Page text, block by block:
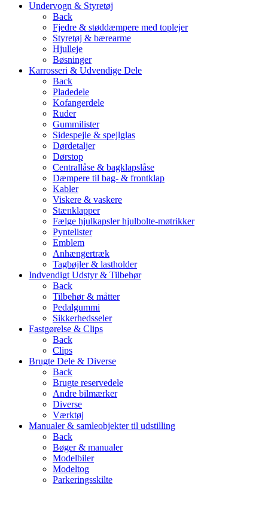
Undervogn & Styretøj
Back
Fjedre & støddæmpere med toplejer
Styretøj & bærearme
Hjulleje
Bøsninger
Karrosseri & Udvendige Dele
Back
Pladedele
Kofangerdele
Ruder
Gummilister
Sidespejle & spejlglas
Dørdetaljer
Dørstop
Centrallåse & bagklapslåse
Dæmpere til bag- & frontklap
Kabler
Viskere & vaskere
Stænklapper
Fælge hjulkapsler hjulbolte-møtrikker
Pyntelister
Emblem
Anhængertræk
Tagbøjler & lastholder
Indvendigt Udstyr & Tilbehør
Back
Tilbehør & måtter
Pedalgummi
Sikkerhedsseler
Fastgørelse & Clips
Back
Clips
Brugte Dele & Diverse
Back
Brugte reservedele
Andre bilmærker
Diverse
Værktøj
Manualer & samleobjekter til udstilling
Back
Bøger & manualer
Modelbiler
Modeltog
Parkeringsskilte